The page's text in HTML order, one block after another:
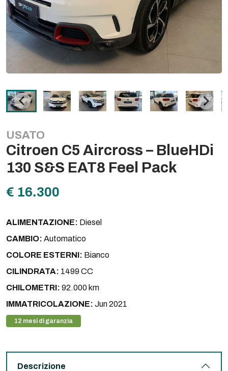
USATO
Citroen C5 Aircross – BlueHDi
130 S&S EAT8 Feel Pack
€ 16.300
ALIMENTAZIONE: Diesel
CAMBIO: Automatico
COLORE ESTERNI: Bianco
CILINDRATA: 1499 CC
CHILOMETRI: 92.000 km
IMMATRICOLAZIONE: Jun 2021
12 mesi di garanzia
Descrizione